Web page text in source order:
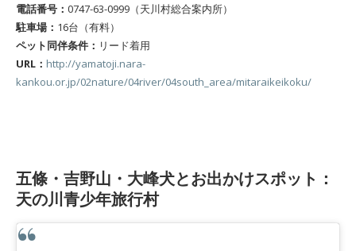
電話番号： 0747-63-0999（天川村総合案内所）
駐車場： 16台（有料）
ペット同伴条件： リード着用
URL： http://yamatoji.nara-
kankou.or.jp/02nature/04river/04south_area/mitaraikeikoku/
五條・吉野山・大峰犬とお出かけスポット：
天の川青少年旅行村